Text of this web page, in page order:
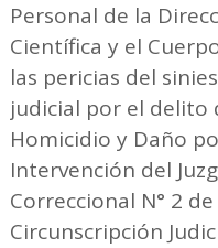
Personal de la
Científica y el
las pericias del
judicial por el delito
Homicidio y Daño
Intervención del
Correccional N° 2
Circunscripción